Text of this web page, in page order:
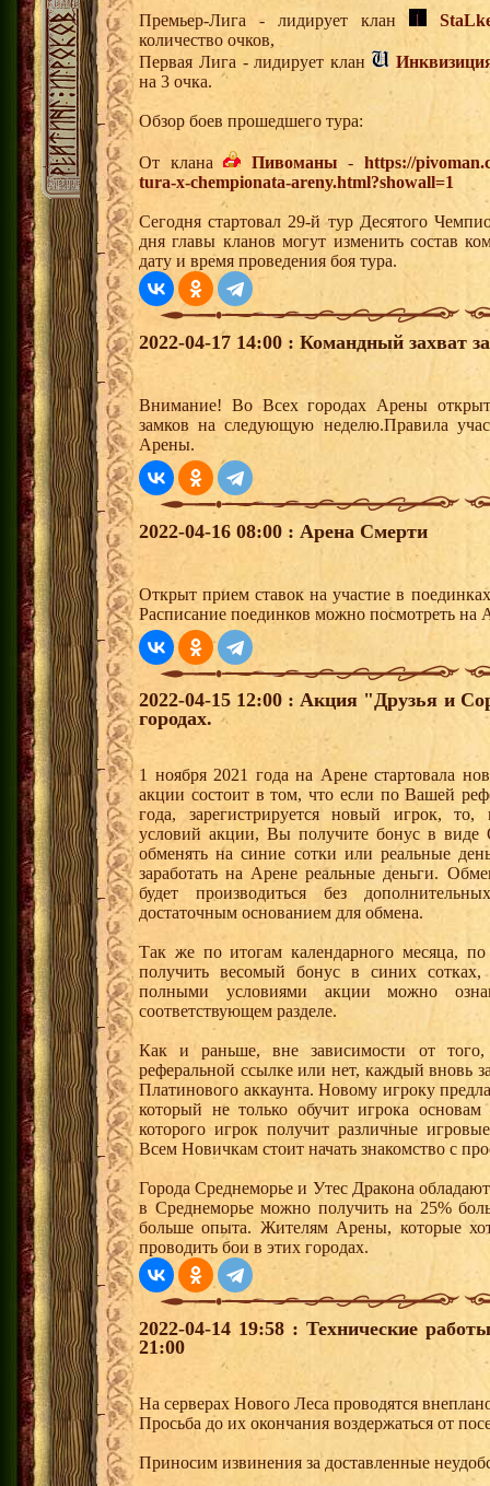
Премьер-Лига - лидирует клан
количество очков,
Первая Лига - лидирует клан
на 3 очка.
Обзор боев прошедшего тура:
От клана Пивоманы -https://
tura-x-chempionata-areny.html?showall=1
Сегодня стартовал 29-й тур Десятого
дня главы кланов могут изменить состав
дату и время проведения боя тура.
2022-04-17 14:00 : Командный захват
Внимание! Во Всех городах Арены
замков на следующую неделю.Правила
Арены.
2022-04-16 08:00 : Арена Смерти
Открыт прием ставок на участие в
Расписание поединков можно посмотреть на
2022-04-15 12:00 : Акция "Друзья и
городах.
1 ноября 2021 года на Арене стартовала
акции состоит в том, что если по Вашей
года, зарегистрируется новый игрок,
условий акции, Вы получите бонус в
обменять на синие сотки или реальные
заработать на Арене реальные деньги.
будет производиться без
достаточным основанием для обмена.
Так же по итогам календарного месяца,
получить весомый бонус в синих
полными условиями акции можно
соответствующем разделе.
Как и раньше, вне зависимости от того,
реферальной ссылке или нет, каждый вновь
Платинового аккаунта. Новому игроку
который не только обучит игрока
которого игрок получит различные
Всем Новичкам стоит начать знакомство с
Города Среднеморье и Утес Дракона
в Среднеморье можно получить на 25%
больше опыта. Жителям Арены, которые
проводить бои в этих городах.
2022-04-14 19:58 : Технические
21:00
На серверах Нового Леса проводятся
Просьба до их окончания воздержаться от
Приносим извинения за доставленные